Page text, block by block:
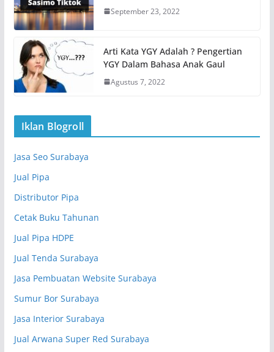
September 23, 2022
Arti Kata YGY Adalah ? Pengertian
YGY Dalam Bahasa Anak Gaul
Agustus 7, 2022
Iklan Blogroll
Jasa Seo Surabaya
Jual Pipa
Distributor Pipa
Cetak Buku Tahunan
Jual Pipa HDPE
Jual Tenda Surabaya
Jasa Pembuatan Website Surabaya
Sumur Bor Surabaya
Jasa Interior Surabaya
Jual Arwana Super Red Surabaya